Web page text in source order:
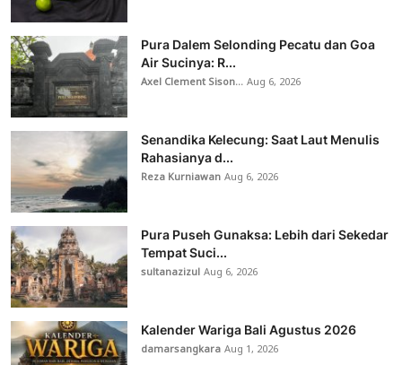
Pura Dalem Selonding Pecatu dan Goa
Air Sucinya: R...
Axel Clement Sison...Aug 6, 2026
Senandika Kelecung: Saat Laut Menulis
Rahasianya d...
Reza KurniawanAug 6, 2026
Pura Puseh Gunaksa: Lebih dari Sekedar
Tempat Suci...
sultanazizulAug 6, 2026
Kalender Wariga Bali Agustus 2026
damarsangkaraAug 1, 2026